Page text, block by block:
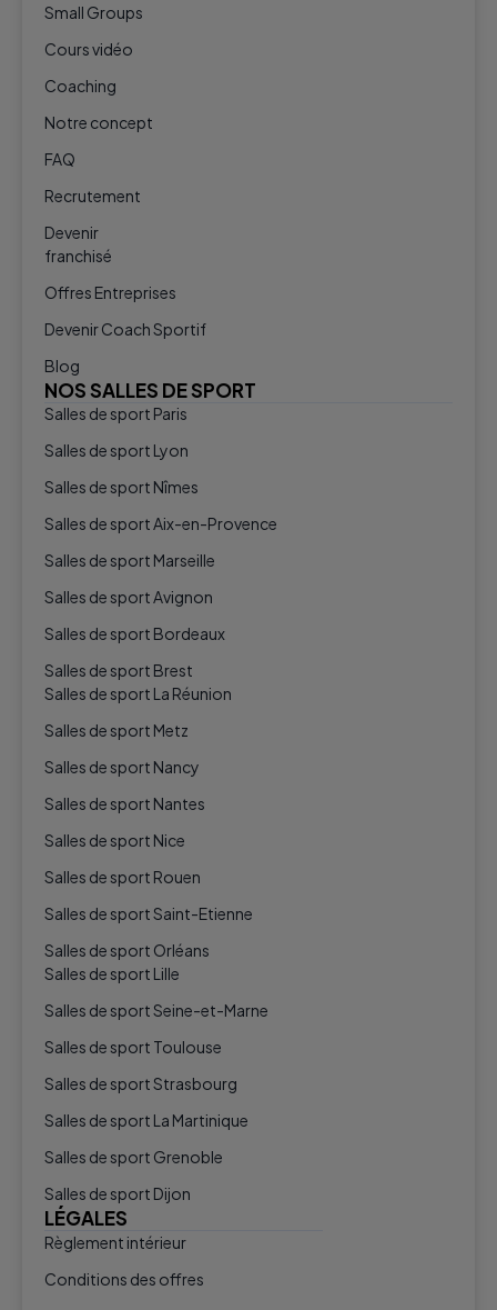
Small Groups
Cours vidéo
Coaching
Notre concept
FAQ
Recrutement
Devenir
franchisé
Offres Entreprises
Devenir Coach Sportif
Blog
NOS SALLES DE SPORT
Salles de sport Paris
Salles de sport Lyon
Salles de sport Nîmes
Salles de sport Aix-en-Provence
Salles de sport Marseille
Salles de sport Avignon
Salles de sport Bordeaux
Salles de sport Brest
Salles de sport La Réunion
Salles de sport Metz
Salles de sport Nancy
Salles de sport Nantes
Salles de sport Nice
Salles de sport Rouen
Salles de sport Saint-Etienne
Salles de sport Orléans
Salles de sport Lille
Salles de sport Seine-et-Marne
Salles de sport Toulouse
Salles de sport Strasbourg
Salles de sport La Martinique
Salles de sport Grenoble
Salles de sport Dijon
LÉGALES
Règlement intérieur
Conditions des offres